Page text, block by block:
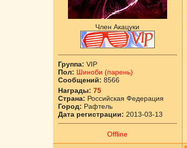
Член Акацуки
Группа: VIP
Пол: Шиноби (парень)
Сообщений: 8566
Награды: 75
Страна: Российская Федерация
Город: Рафтель
Дата регистрации: 2013-03-13
Offline